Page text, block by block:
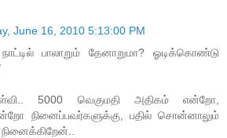
June 16, 2010 5:13:00 PM
பாலாறும் தேனாறுமா? ஓடிக்கொண்டு
5000 வெகுமதி அதிகம் என்றோ,
நினைப்பவர்களுக்கு, பதில் சொன்னாலும்
நினைக்கிறேன்..